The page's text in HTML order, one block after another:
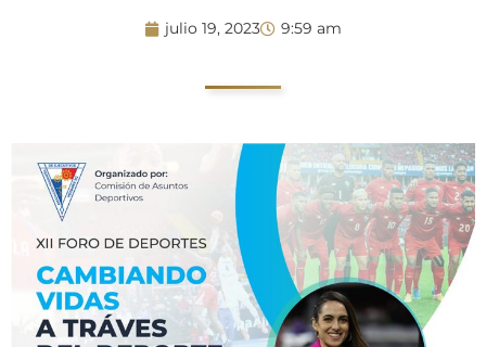
julio 19, 2023 9:59 am